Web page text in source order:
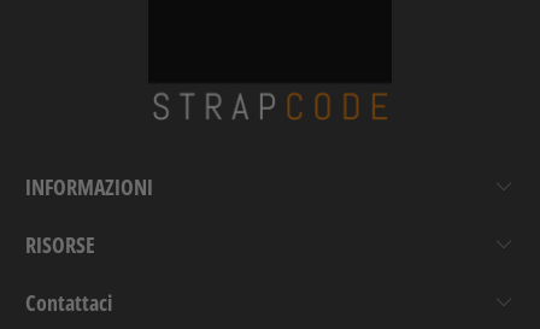
INFORMAZIONI
RISORSE
Contattaci